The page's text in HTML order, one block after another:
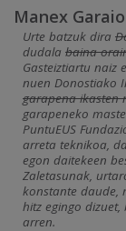
Manex
Urte batzuk dira
dudala baina
Gasteiztiartu naiz
nuen Donostiako
garapena ikasten
garapeneko
PuntuEUS
arreta teknikoa,
egon daitekeen
Zaletasunak,
konstante daude,
hitz egingo
arren.